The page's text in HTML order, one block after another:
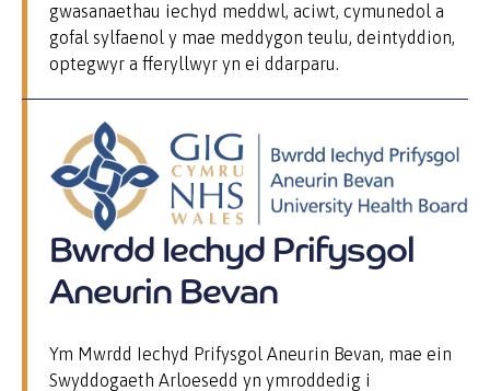
gwasanaethau iechyd meddwl, aciwt, cymunedol a
gofal sylfaenol y mae meddygon teulu, deintyddion,
optegwyr a fferyllwyr yn ei ddarparu.
Bwrdd Iechyd Prifysgol
Aneurin Bevan
Ym Mwrdd Iechyd Prifysgol Aneurin Bevan, mae ein
Swyddogaeth Arloesedd yn ymroddedig i